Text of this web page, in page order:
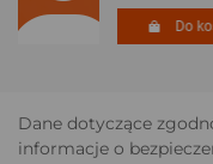
Do
Dane dotyczące
informacje o